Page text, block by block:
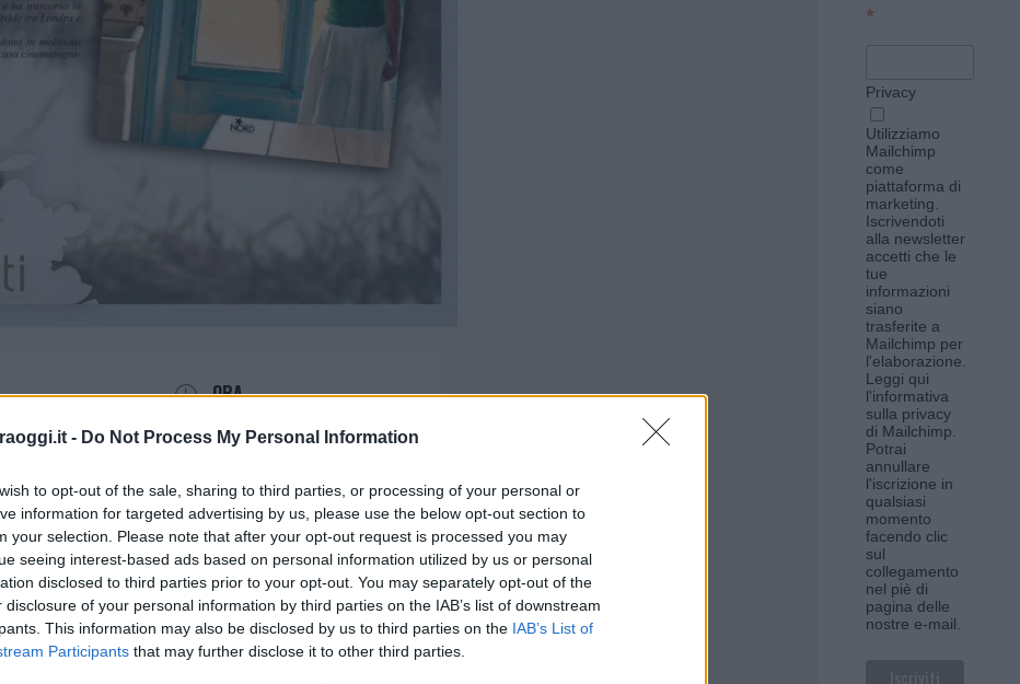
- Do Not Process My Personal Information
to opt-out of the sale, sharing to third parties, or processing of your personal or
information for targeted advertising by us, please use the below opt-out section to
your selection. Please note that after your opt-out request is processed you may
seeing interest-based ads based on personal information utilized by us or personal
disclosed to third parties prior to your opt-out. You may separately opt-out of the
disclosure of your personal information by third parties on the IAB’s list of downstream
This information may also be disclosed by us to third parties on the IAB’s List of
Participants that may further disclose it to other third parties.
ORA
a Telti con il best seller di
*
Privacy
Utilizziamo
Mailchimp
come
piattaforma di
marketing.
Iscrivendoti
alla newsletter
accetti che le
tue
informazioni
siano
trasferite a
Mailchimp per
l'elaborazione.
Leggi qui
l'informativa
sulla privacy
di Mailchimp.
Potrai
annullare
l'iscrizione in
qualsiasi
momento
facendo clic
sul
collegamento
nel piè di
pagina delle
nostre e-mail.